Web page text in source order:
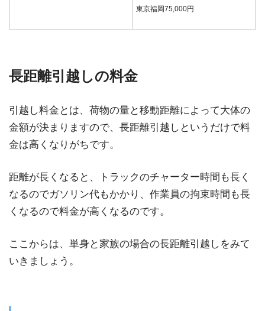
東京福岡75,000円
長距離引越しの料金
引越し料金とは、荷物の量と移動距離によって大体の
金額が決まりますので、長距離引越しというだけで料
金は高くなりがちです。
距離が長くなると、トラックのチャーター時間も長く
なるのでガソリン代もかかり、作業員の拘束時間も長
くなるので料金が高くなるのです。
ここからは、単身と家族の場合の長距離引越しをみて
いきましょう。